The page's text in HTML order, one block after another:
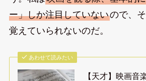
ー」しか注目していないので、
覚えていられないのだ。
あわせて読みたい
【天才】映画音